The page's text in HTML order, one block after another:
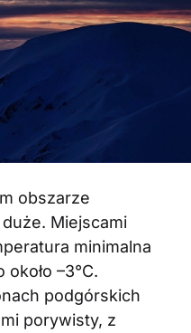
obszarze
Miejscami
minimalna
–3°C.
podgórskich
porywisty, z